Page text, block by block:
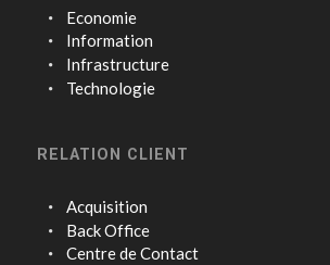
Economie
Information
Infrastructure
Technologie
RELATION CLIENT
Acquisition
Back Office
Centre de Contact